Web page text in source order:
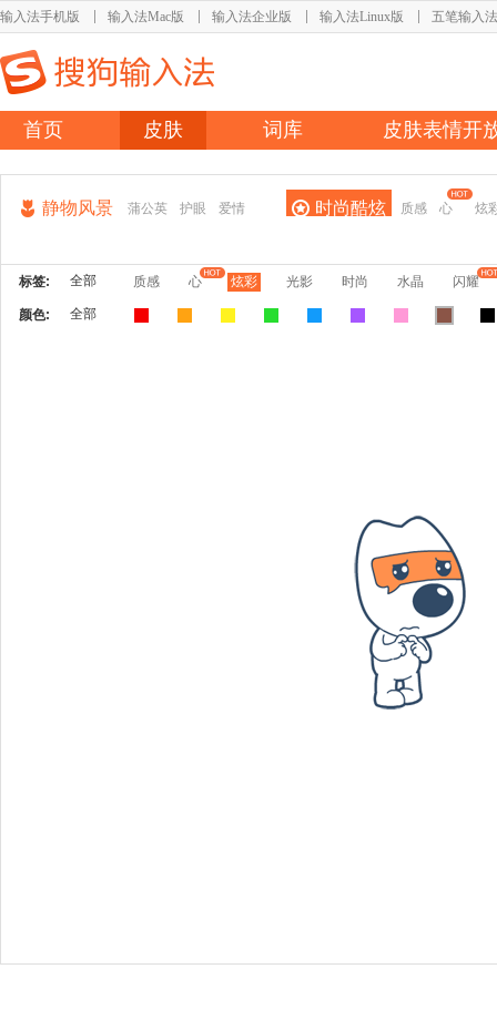
输入法手机版 输入法Mac版 输入法企业版 输入法Linux版 五笔输入法
首页 皮肤 词库 皮肤表情开
静物风景 蒲公英 护眼 爱情 时尚酷炫 质感 心 炫
标签: 全部 质感 心 炫彩 光影 时尚 水晶 闪耀
颜色: 全部